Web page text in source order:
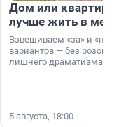
Дом или
лучше жить в
Взвешиваем «за» и
вариантов — без
лишнего драматизма.
5 августа, 18:00